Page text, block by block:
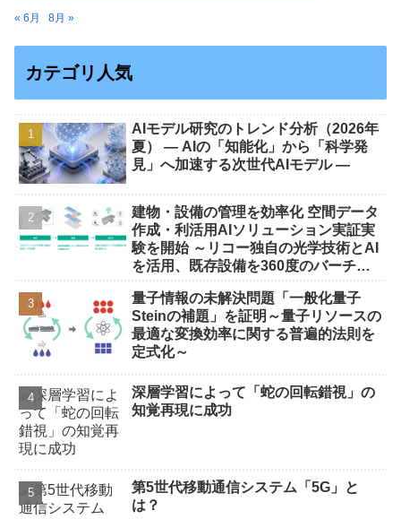
« 6月 8月 »
カテゴリ人気
AIモデル研究のトレンド分析（2026年
夏） ― AIの「知能化」から「科学発
見」へ加速する次世代AIモデル ―
建物・設備の管理を効率化 空間データ
作成・利活用AIソリューション実証実
験を開始 ～リコー独自の光学技術とAI
を活用、既存設備を360度のバーチャ
量子情報の未解決問題「一般化量子
Steinの補題」を証明～量子リソースの
最適な変換効率に関する普遍的法則を
定式化～
深層学習によって「蛇の回転錯視」の
知覚再現に成功
第5世代移動通信システム「5G」と
は？